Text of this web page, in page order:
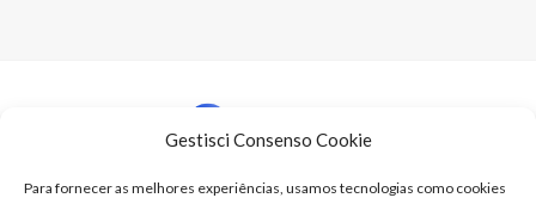
Gestisci Consenso Cookie
Para fornecer as melhores experiências, usamos tecnologias como cookies